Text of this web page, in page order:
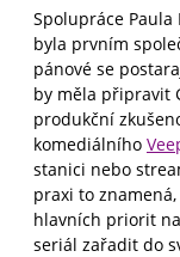
Spolupráce
byla prvním
pánové se
by měla připravit
produkční
komediálního
stanici nebo
praxi to
hlavních priorit
seriál zařadit do